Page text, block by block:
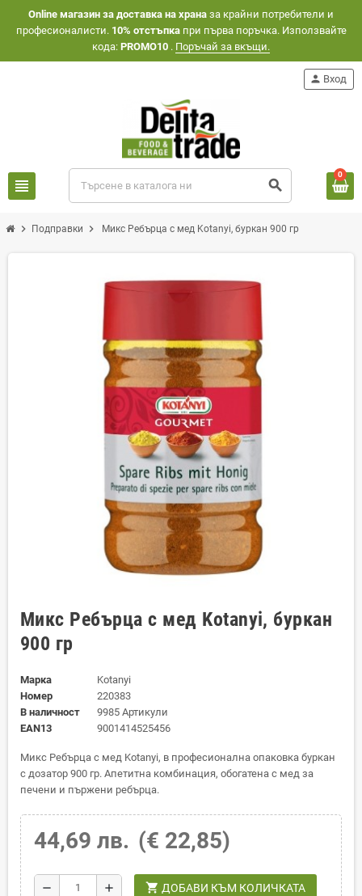
Оnline магазин за доставка на храна за крайни потребители и
професионалисти. 10% отстъпкапри първа поръчка. Използвайте
кода: PROMO10 . Поръчай за вкъщи.
view_headline search
person Вход
0
chevron_right Подправки chevron_right Микс Ребърца с мед Kotanyi, буркан 900 гр
Микс Ребърца с мед Kotanyi, буркан
900 гр
Марка
Kotanyi
Номер
220383
В наличност
9985 Артикули
EAN13
9001414525456
Микс Ребърца с мед Kotanyi, в професионална опаковка буркан
с дозатор 900 гр. Апетитна комбинация, обогатена с мед за
печени и пържени ребърца.
44,69 лв. (€ 22,85)
remove add shopping_cart ДОБАВИ КЪМ КОЛИЧКАТА